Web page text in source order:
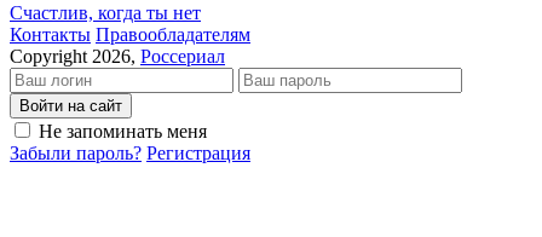
Счастлив, когда ты нет
Кон­так­ты Пра­во­об­ла­да­те­лям
Copyright 2026, Россериал
Войти на сайт
Не запоминать меня
Забыли пароль? Регистрация